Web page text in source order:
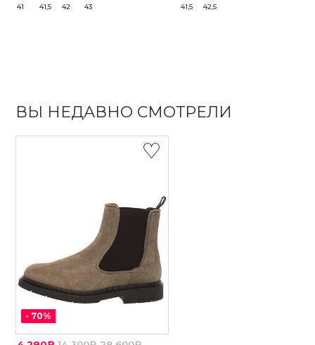
41 41,5 42 43 41,5 42,5
ВЫ НЕДАВНО СМОТРЕЛИ
- 70%